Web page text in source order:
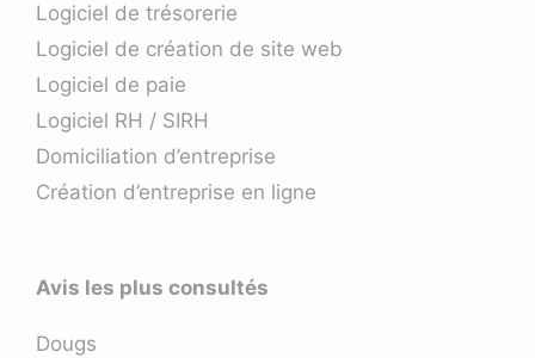
Logiciel de trésorerie
Logiciel de création de site web
Logiciel de paie
Logiciel RH / SIRH
Domiciliation d’entreprise
Création d’entreprise en ligne
Avis les plus consultés
Dougs